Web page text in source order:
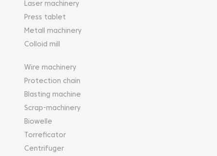
Laser machinery
Press tablet
Metall machinery
Colloid mill
Wire machinery
Protection chain
Blasting machine
Scrap-machinery
Biowelle
Torreficator
Centrifuger